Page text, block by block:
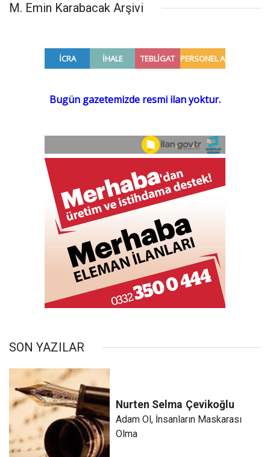
M. Emin Karabacak Arşivi
SON YAZILAR
Nurten Selma Çevikoğlu
Adam Ol, İnsanların Maskarası
Olma